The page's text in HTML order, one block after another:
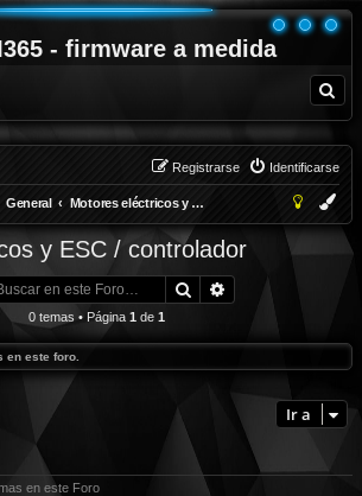
- firmware a medida
u
Identificarse
Registrarse
General Motores eléctricos y ESC / controlador
y ESC / controlador
Buscar
0 temas • Página 1 de 1
en este foro.
Ir a
en este Foro